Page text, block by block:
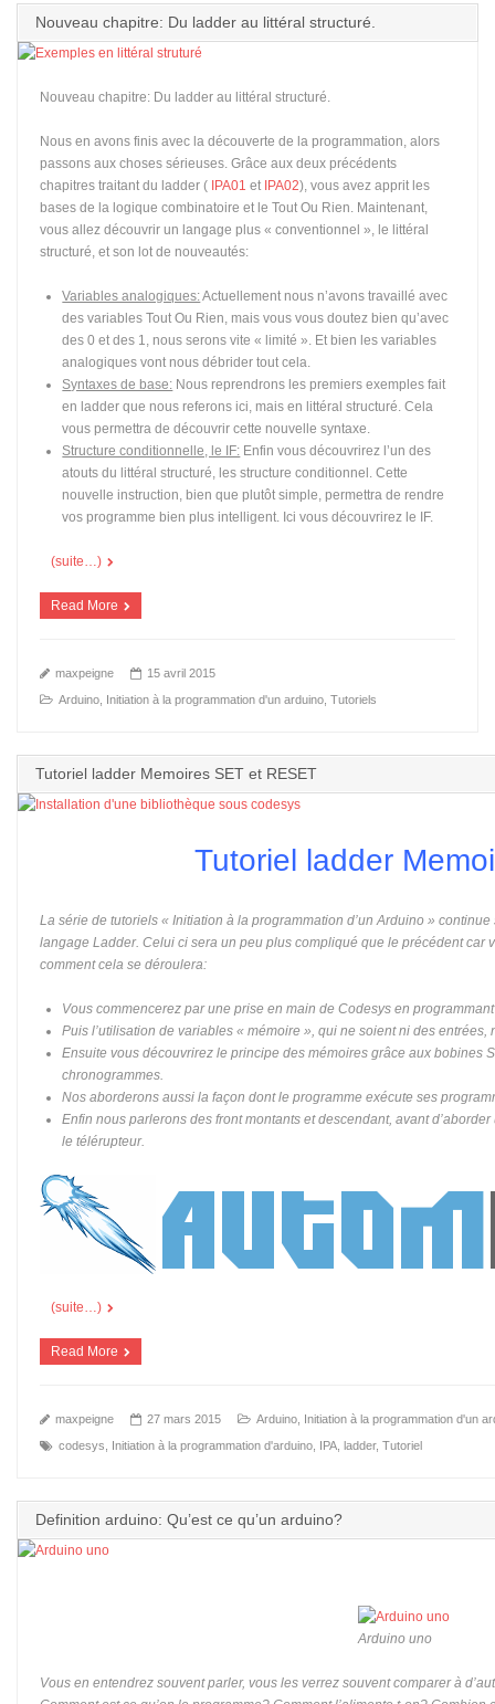
Nouveau chapitre: Du ladder au littéral structuré.
Nouveau chapitre: Du ladder au littéral structuré.
Nous en avons finis avec la découverte de la programmation, alors
passons aux choses sérieuses. Grâce aux deux précédents
chapitres traitant du ladder ( IPA01et IPA02), vous avez apprit les
bases de la logique combinatoire et le Tout Ou Rien. Maintenant,
vous allez découvrir un langage plus « conventionnel », le littéral
structuré, et son lot de nouveautés:
Variables analogiques:Actuellement nous n’avons travaillé avec
des variables Tout Ou Rien, mais vous vous doutez bien qu’avec
des 0 et des 1, nous serons vite « limité ». Et bien les variables
analogiques vont nous débrider tout cela.
Syntaxes de base: Nous reprendrons les premiers exemples fait
en ladder que nous referons ici, mais en littéral structuré. Cela
vous permettra de découvrir cette nouvelle syntaxe.
Structure conditionnelle, le IF: Enfin vous découvrirez l’un des
atouts du littéral structuré, les structure conditionnel. Cette
nouvelle instruction, bien que plutôt simple, permettra de rendre
vos programme bien plus intelligent. Ici vous découvrirez le IF.
(suite…)
Read More
maxpeigne
15 avril 2015
Arduino
Initiation à la programmation d'un arduino ,Tutoriels
Tutoriel ladder Memoires SET et RESET
Tutoriel ladder
La série de tutoriels « Initiation à la programmation d’un Arduino »
langage Ladder. Celui ci sera un peu plus compliqué que le précédent car
comment cela se déroulera:
Vous commencerez par une prise en main de Codesys en
Puis l’utilisation de variables « mémoire », qui ne soient ni des entrées,
Ensuite vous découvrirez le principe des mémoires grâce aux bobines
chronogrammes.
Nos aborderons aussi la façon dont le programme exécute ses
Enfin nous parlerons des front montants et descendant, avant
le télérupteur.
(suite…)
Read More
maxpeigne 27 mars 2015 Arduino Initiation à la programmation d'un
codesys
Initiation à la programmation d'arduino IPA ,ladder,Tutoriel
Definition arduino: Qu’est ce qu’un arduino?
Arduino uno
Vous en entendrez souvent parler, vous les verrez souvent comparer à